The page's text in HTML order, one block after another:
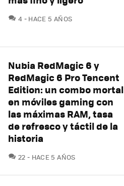
4 COMENTARIOS
HACE 5 AÑOS
Nubia RedMagic 6 y
RedMagic 6 Pro Tencent
Edition: un combo mortal
en móviles gaming con
las máximas RAM, tasa
de refresco y táctil de la
historia
22 COMENTARIOS
HACE 5 AÑOS